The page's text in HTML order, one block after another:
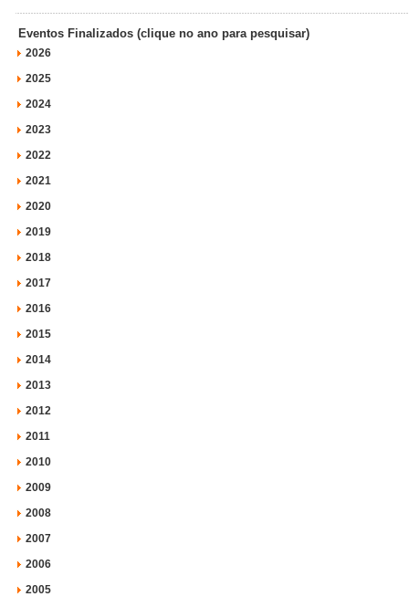
Eventos Finalizados (clique no ano para pesquisar)
2026
2025
2024
2023
2022
2021
2020
2019
2018
2017
2016
2015
2014
2013
2012
2011
2010
2009
2008
2007
2006
2005